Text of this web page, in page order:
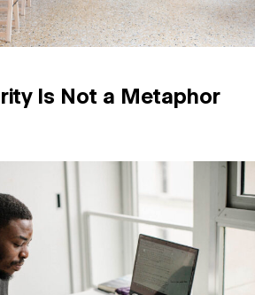
Is Not a Metaphor